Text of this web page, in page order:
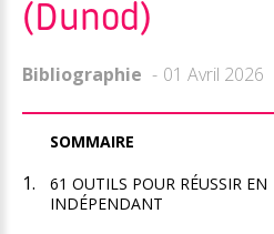
(Dunod)
Bibliographie 01 Avril 2026
SOMMAIRE
61 OUTILS POUR RÉUSSIR EN
INDÉPENDANT